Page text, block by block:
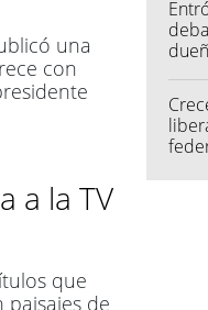
una
con
a la TV
que
paisajes de